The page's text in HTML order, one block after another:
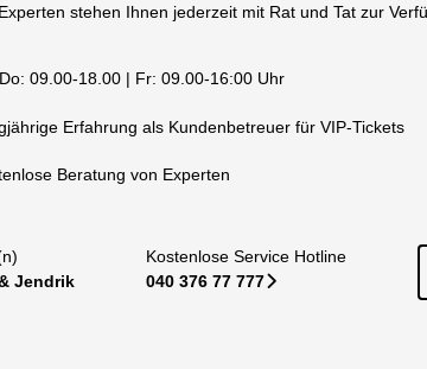
stehen Ihnen jederzeit mit Rat und Tat zur
09.00-18.00 | Fr: 09.00-16:00 Uhr
Erfahrung als Kundenbetreuer für VIP-Tickets
Beratung von Experten
Jendrik
Kostenlose Service Hotline
040 376 77 777􀆊